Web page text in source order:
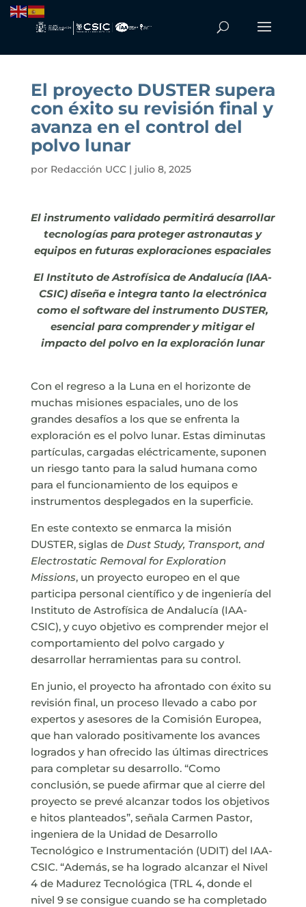
El proyecto DUSTER supera
con éxito su revisión final y
avanza en el control del
polvo lunar
por Redacción UCC| julio 8, 2025
El instrumento validado permitirá desarrollar
tecnologías para proteger astronautas y
equipos en futuras exploraciones espaciales
El Instituto de Astrofísica de Andalucía (IAA-
CSIC) diseña e integra tanto la electrónica
como el software del instrumento DUSTER,
esencial para comprender y mitigar el
impacto del polvo en la exploración lunar
Con el regreso a la Luna en el horizonte de
muchas misiones espaciales, uno de los
grandes desafíos a los que se enfrenta la
exploración es el polvo lunar. Estas diminutas
partículas, cargadas eléctricamente, suponen
un riesgo tanto para la salud humana como
para el funcionamiento de los equipos e
instrumentos desplegados en la superficie.
En este contexto se enmarca la misión
DUSTER, siglas de Dust Study, Transport, and
Electrostatic Removal for Exploration
Missions, un proyecto europeo en el que
participa personal científico y de ingeniería del
Instituto de Astrofísica de Andalucía (IAA-
CSIC), y cuyo objetivo es comprender mejor el
comportamiento del polvo cargado y
desarrollar herramientas para su control.
En junio, el proyecto ha afrontado con éxito su
revisión final, un proceso llevado a cabo por
expertos y asesores de la Comisión Europea,
que han valorado positivamente los avances
logrados y han ofrecido las últimas directrices
para completar su desarrollo. “Como
conclusión, se puede afirmar que al cierre del
proyecto se prevé alcanzar todos los objetivos
e hitos planteados”, señala Carmen Pastor,
ingeniera de la Unidad de Desarrollo
Tecnológico e Instrumentación (UDIT) del IAA-
CSIC. “Además, se ha logrado alcanzar el Nivel
4 de Madurez Tecnológica (TRL 4, donde el
nivel 9 se consigue cuando se ha completado